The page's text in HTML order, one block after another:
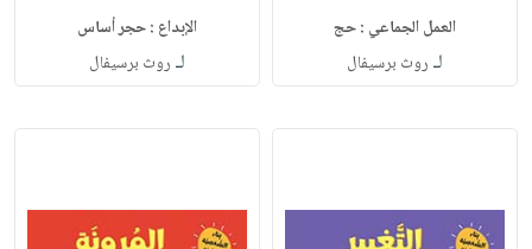
العمل الجماعي : حج
لـ روث برسيفال
الإبداع : حجر أساس
لـ روث برسيفال